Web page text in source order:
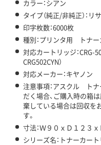
カラー：シアン
タイプ（純正/非純正）：リ
印字枚数：6000枚
種別：プリンタ用 トナ
対応カートリッジ：CRG-
CRG502CYN）
対応メーカー：キヤノン
注意事項：アスクル ト
だく場合、ご購入時の箱
棄している場合は回収を
す。
寸法：Ｗ９０ｘＤ１２３
シリーズ名：トナーカー